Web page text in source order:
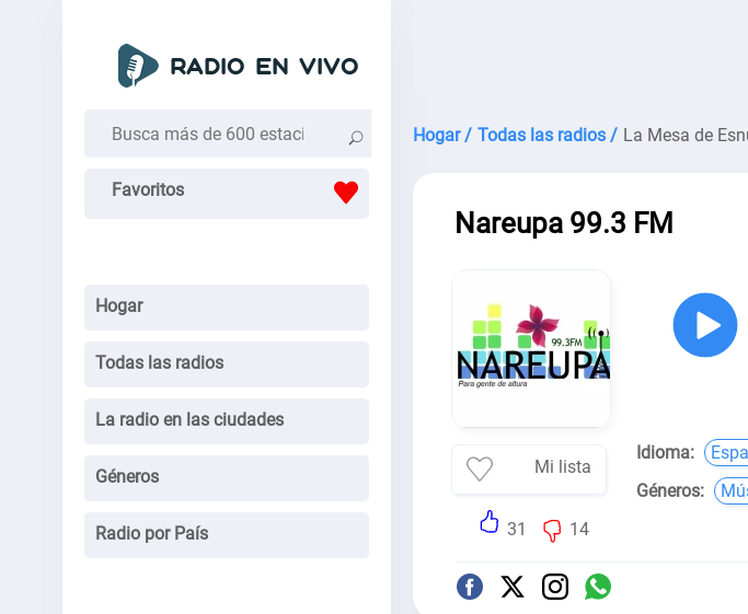
Favoritos
Hogar
Todas las radios
La radio en las ciudades
Géneros
Radio por País
Hogar / Todas las radios / La Mesa de
Nareupa 99.3 FM
Mi lista
31 14
Idioma:
Géneros: